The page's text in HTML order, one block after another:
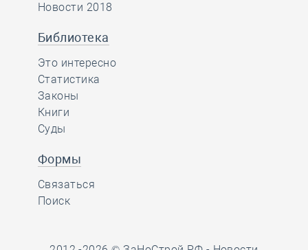
Новости 2018
Библиотека
Это интересно
Статистика
Законы
Книги
Суды
Формы
Связаться
Поиск